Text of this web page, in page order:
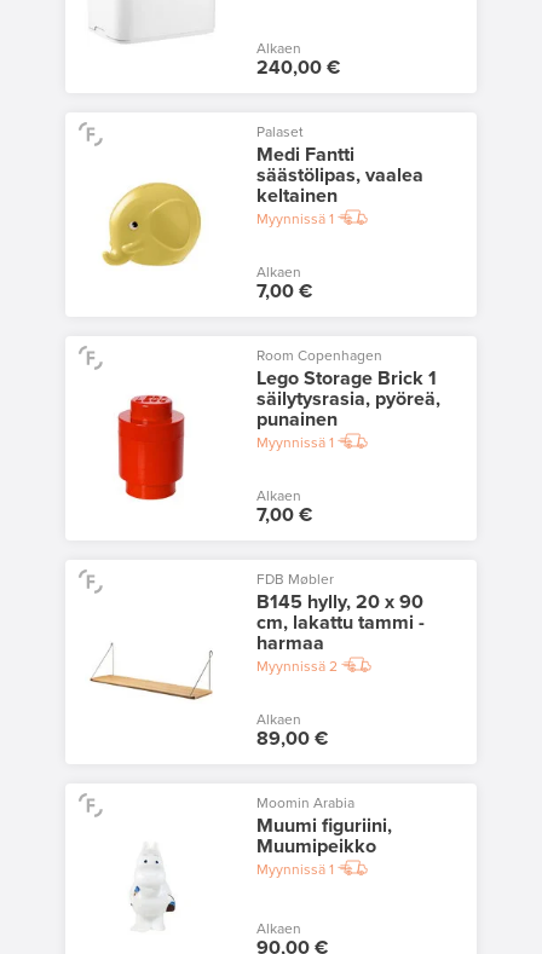
Alkaen
240,00 €
Palaset
Medi Fantti
säästölipas, vaalea
keltainen
Myynnissä1
Alkaen
7,00 €
Room Copenhagen
Lego Storage Brick 1
säilytysrasia, pyöreä,
punainen
Myynnissä1
Alkaen
7,00 €
FDB Møbler
B145 hylly, 20 x 90
cm, lakattu tammi -
harmaa
Myynnissä2
Alkaen
89,00 €
Moomin Arabia
Muumi figuriini,
Muumipeikko
Myynnissä1
Alkaen
90,00 €